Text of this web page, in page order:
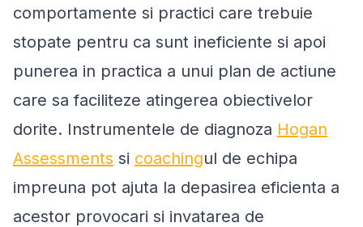
comportamente si practici care trebuie
stopate pentru ca sunt ineficiente si apoi
punerea in practica a unui plan de actiune
care sa faciliteze atingerea obiectivelor
dorite. Instrumentele de diagnoza Hogan
Assessments si coachingul de echipa
impreuna pot ajuta la depasirea eficienta a
acestor provocari si invatarea de